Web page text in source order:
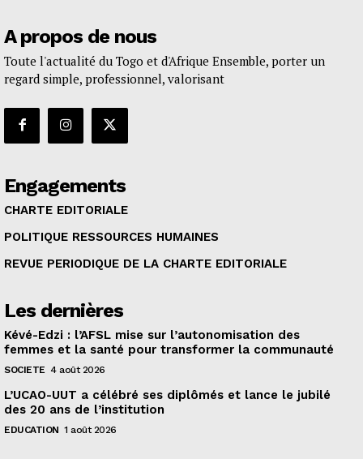
A propos de nous
Toute l'actualité du Togo et d'Afrique Ensemble, porter un
regard simple, professionnel, valorisant
Engagements
CHARTE EDITORIALE
POLITIQUE RESSOURCES HUMAINES
REVUE PERIODIQUE DE LA CHARTE EDITORIALE
Les dernières
Kévé-Edzi : l’AFSL mise sur l’autonomisation des
femmes et la santé pour transformer la communauté
SOCIETE 4 août 2026
L’UCAO-UUT a célébré ses diplômés et lance le jubilé
des 20 ans de l’institution
EDUCATION 1 août 2026